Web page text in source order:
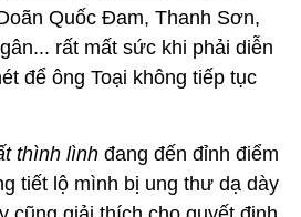
Quốc Đam, Thanh Sơn,
rất mất sức khi phải diễn
để ông Toại không tiếp tục
thình lình đang đến đỉnh điểm
tiết lộ mình bị ung thư dạ dày